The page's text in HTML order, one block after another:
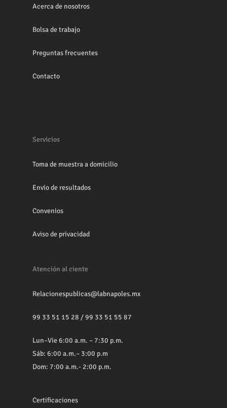
Acerca de nosotros
Bolsa de trabajo
Preguntas frecuentes
Contacto
Servicios
Toma de muestra a domicilio
Envio de resultados
Convenios
Aviso de privacidad
Atención al ciente
Relacionespublicas@labnapoles.mx
99 33 51 15 28 /99 33 51 55 87
Lun–Vie 6:00 a.m. – 7:30 p.m.
Sáb: 6:00 a.m.– 3:00 p.m
Dom: 7:00 a.m.- 2:00 p.m.
Certificaciones